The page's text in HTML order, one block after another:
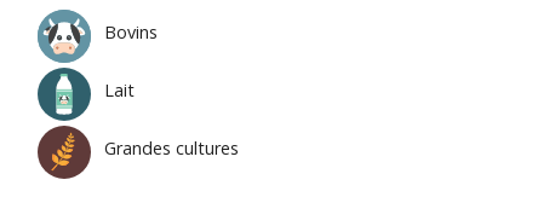
Bovins
Lait
Grandes cultures